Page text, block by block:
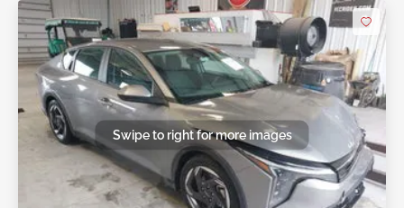
Swipe to right for more images